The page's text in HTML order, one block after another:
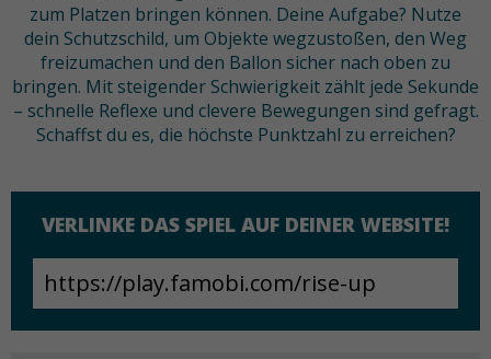
zum Platzen bringen können. Deine Aufgabe? Nutze
dein Schutzschild, um Objekte wegzustoßen, den Weg
freizumachen und den Ballon sicher nach oben zu
bringen. Mit steigender Schwierigkeit zählt jede Sekunde
– schnelle Reflexe und clevere Bewegungen sind gefragt.
Schaffst du es, die höchste Punktzahl zu erreichen?
VERLINKE DAS SPIEL AUF DEINER WEBSITE!